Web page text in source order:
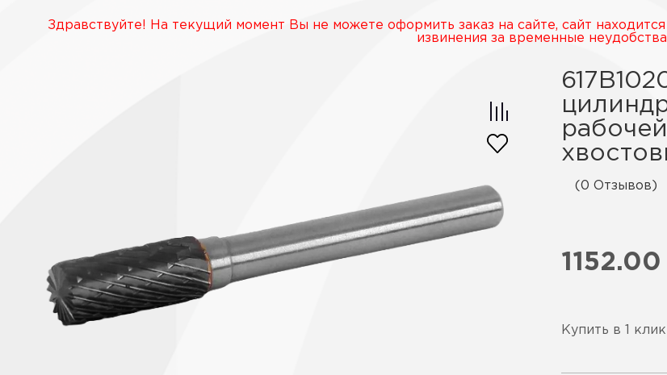
Здравствуйте! На текущий момент Вы не можете оформить заказ на сайте, сайт
извинения за временные
(0 Отзывов)
1152.00
Купить в 1 клик